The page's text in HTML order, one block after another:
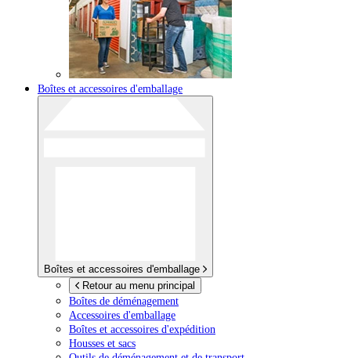
Boîtes et accessoires d'emballage
Boîtes et accessoires d'emballage
Retour au menu principal
Boîtes de déménagement
Accessoires d'emballage
Boîtes et accessoires d'expédition
Housses et sacs